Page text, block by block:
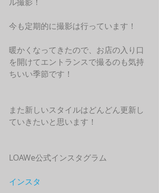
今も定期的に撮影は行っています！
暖かくなってきたので、お店の入り口
を開けてエントランスで撮るのも気持
ちいい季節です！
また新しいスタイルはどんどん更新し
ていきたいと思います！
LOAWe公式インスタグラム
インスタ